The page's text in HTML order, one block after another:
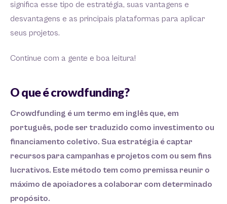
significa esse tipo de estratégia, suas vantagens e
desvantagens e as principais plataformas para aplicar
seus projetos.
Continue com a gente e boa leitura!
O que é crowdfunding?
Crowdfunding é um termo em inglês que, em
português, pode ser traduzido como investimento ou
financiamento coletivo. Sua estratégia é captar
recursos para campanhas e projetos com ou sem fins
lucrativos. Este método tem como premissa reunir o
máximo de apoiadores a colaborar com determinado
propósito.